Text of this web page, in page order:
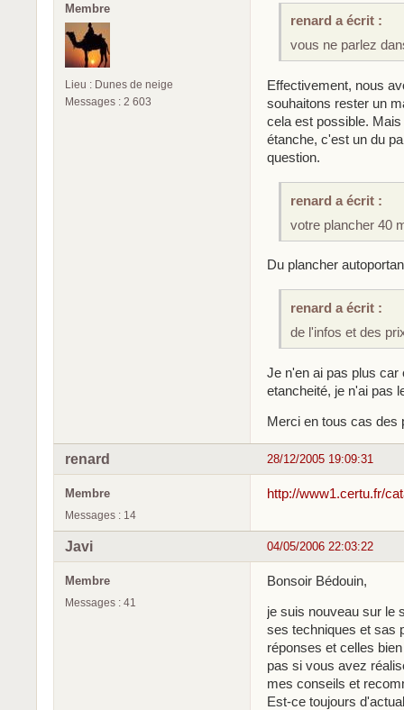
Membre
Lieu : Dunes de neige
Messages : 2 603
renard a écrit :
vous ne parlez
Effectivement, nous
souhaitons rester un
cela est possible.
étanche, c'est un du
question.
renard a écrit :
votre plancher 40
Du plancher
renard a écrit :
de l'infos et des
Je n'en ai pas plus car
etancheité, je n'ai pas
Merci en tous cas des
28/12/2005 19:09:31
renard
Membre
Messages : 14
http://www1.certu.fr/
04/05/2006 22:03:22
Javi
Membre
Messages : 41
Bonsoir Bédouin,
je suis nouveau sur le
ses techniques et sas
réponses et celles
pas si vous avez
mes conseils et
Est-ce toujours